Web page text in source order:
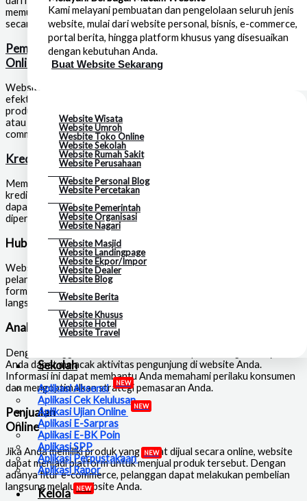
Kami melayani pembuatan dan pengelolaan seluruh jenis
website, mulai dari website personal, bisnis, e-commerce,
portal berita, hingga platform khusus yang disesuaikan
dengan kebutuhan Anda.
Buat Website Sekarang
Website Wisata
Website Umroh
Wesbite Toko Online
Website Sekolah
Website Rumah Sakit
Website Perusahaan
🔥Hot
Website Personal Blog
Website Percetakan
🔥Hot
Website Pemerintah
Website Organisasi
Website Nagari
🔥Hot
Website Masjid
Website Landingpage
Website Ekpor/Impor
Website Dealer
Website Blog
New
Website Berita
New
Website Khusus
Website Hotel
Website Travel
Sekolah
Aplikasi Absensi NEW
Aplikasi Cek Kelulusan
Aplikasi Ujian Online
NEW
Aplikasi E-Sarpras
Aplikasi E-BK Poin
Aplikasi SPP
Aplikasi Perpustakaan
NEW
Aplikasi Rapor
Kelola NEW
memungkinkan usaha Anda untuk menjangkau pasar yang lebih luas
secara geografis.
Pemasaran
Online & Free Google Ads
Website dapat menjadi salah satu alat pemasaran online yang
efektif. Anda dapat menggunakan website untuk mempromosikan
produk dan layanan Anda, menjalankan kampanye iklan Google Ads,
atau bahkan menjual produk langsung melalui platform e-
commerce.
Kredibilitas dan Profesionalisme
Memiliki website yang profesional dapat meningkatkan citra dan
kredibilitas usaha Anda di mata konsumen. Website yang baik
dapat memberikan kesan bahwa usaha Anda serius dan dapat
dipercaya.
Hubungan dengan Pelanggan
Website dapat menjadi saluran komunikasi antara Anda dan
pelanggan Anda. Anda dapat menyediakan informasi kontak,
formulir pertanyaan, atau bahkan fitur chat untuk berinteraksi
langsung dengan pelanggan.
Analisis dan Pelacakan
Dengan menggunakan alat analisis web seperti Google Analytics,
Anda dapat melacak aktivitas pengunjung di website Anda.
Informasi ini dapat membantu Anda memahami perilaku konsumen
dan mengoptimalkan strategi pemasaran Anda.
Penjualan
Online
Jika Anda memiliki produk yang dapat dijual secara online, website
dapat menjadi platform untuk menjual produk tersebut. Dengan
adanya fitur e-commerce, pelanggan dapat melakukan pembelian
langsung melalui website Anda.